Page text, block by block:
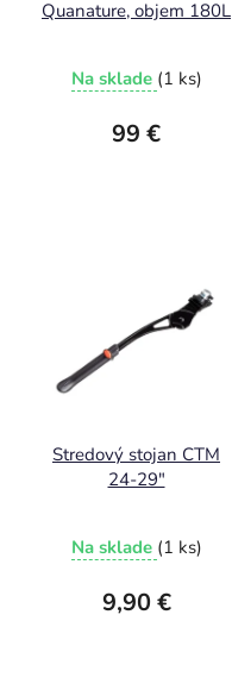
Quanature, objem 180L
Na sklade (1 ks)
99 €
Stredový stojan CTM
24-29"
Na sklade (1 ks)
9,90 €